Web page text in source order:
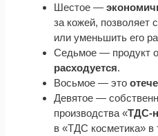
Шестое —
за кожей, позволяет
или уменьшить его
Седьмое — продукт
расходуется.
Восьмое — это
Девятое —
производства «ТДС-
в «ТДС косметика» в